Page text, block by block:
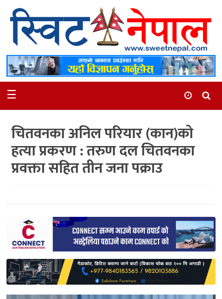
समाचार
स्थानीय
मनोरञ्जन
अन्तर्वार्ता
समाज
साहित्य
प्रदेश
English
☰
चितवनका अनिल परियार (कान)को
हत्या प्रकरण : तरुण दल चितवनका
प्रवक्ता सहित तीन जना पक्राउ